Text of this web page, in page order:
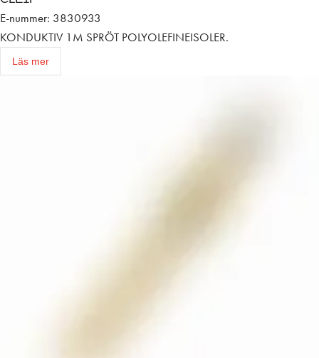
E-nummer: 3830933
KONDUKTIV 1M SPRÖT POLYOLEFINEISOLER.
Läs mer